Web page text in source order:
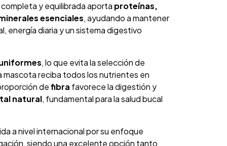
y equilibrada aporta proteínas,
esenciales, ayudando a mantener
energía diaria y un sistema digestivo
, lo que evita la selección de
mascota reciba todos los nutrientes en
defibra favorece la digestión y
natural, fundamental para la salud bucal
a nivel internacional por su enfoque
siendo una excelente opción tanto